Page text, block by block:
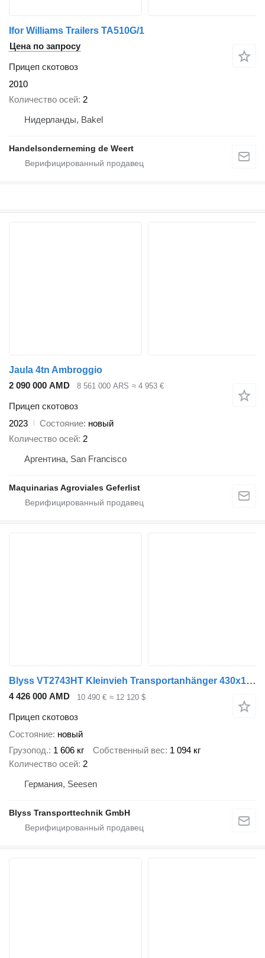
Ifor Williams Trailers TA510G/1
Цена по запросу
Прицеп скотовоз
2010
Количество осей 2
Нидерланды, Bakel
Handelsonderneming de Weert
Jaula 4tn Ambroggio
2 090 000 AMD
8 561 000 ARS ≈ 4 953 €
Прицеп скотовоз
2023
Состояние новый
Количество осей 2
Аргентина, San Francisco
Maquinarias Agroviales Geferlist
Blyss VT2743HT Kleinvieh Transportanhänger 430x177x186cm 2700kg zGG
4 426 000 AMD 10 490 € ≈ 12 120 $
Прицеп скотовоз
Состояние новый
Грузопод. 1 606 кг Собственный вес 1 094 кг
Количество осей 2
Германия, Seesen
Blyss Transporttechnik GmbH